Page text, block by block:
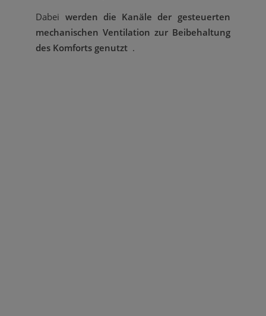
Dabei werden die Kanäle der gesteuerten
mechanischen Ventilation zur Beibehaltung
des Komforts genutzt .